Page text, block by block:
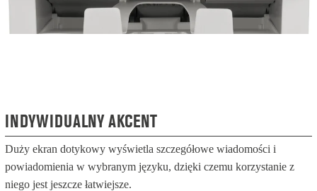
INDYWIDUALNY AKCENT
Duży ekran dotykowy wyświetla szczegółowe wiadomości i
powiadomienia w wybranym języku, dzięki czemu korzystanie z
niego jest jeszcze łatwiejsze.